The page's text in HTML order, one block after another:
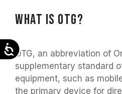
system.
Accessibility
WHAT IS OTG?
OTG, an abbreviation of
supplementary standard
equipment, such as
the primary device for